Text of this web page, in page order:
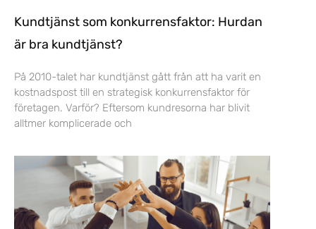
Kundtjänst som konkurrensfaktor: Hurdan
är bra kundtjänst?
På 2010-talet har kundtjänst gått från att ha varit en
kostnadspost till en strategisk konkurrensfaktor för
företagen. Varför? Eftersom kundresorna har blivit
alltmer komplicerade och